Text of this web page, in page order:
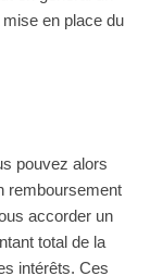
en place du
pouvez alors
remboursement
accorder un
total de la
intérêts. Ces